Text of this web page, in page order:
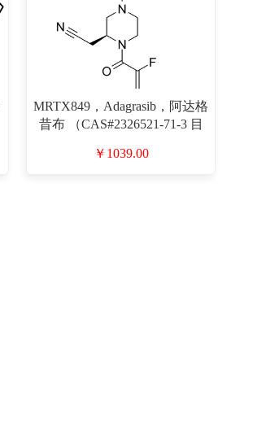
MRTX849，Adagrasib，阿达格
昔布 （CAS#2326521-71-3 目
￥1039.00